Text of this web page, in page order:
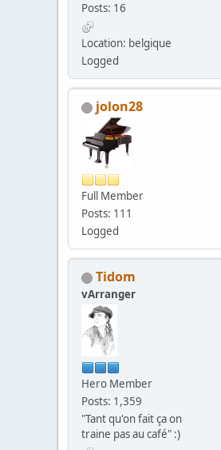
Posts: 16
Location: belgique
Logged
jolon28
Full Member
Posts: 111
Logged
Tidom
vArranger
Hero Member
Posts: 1,359
"Tant qu'on fait ça on
traine pas au café" :)